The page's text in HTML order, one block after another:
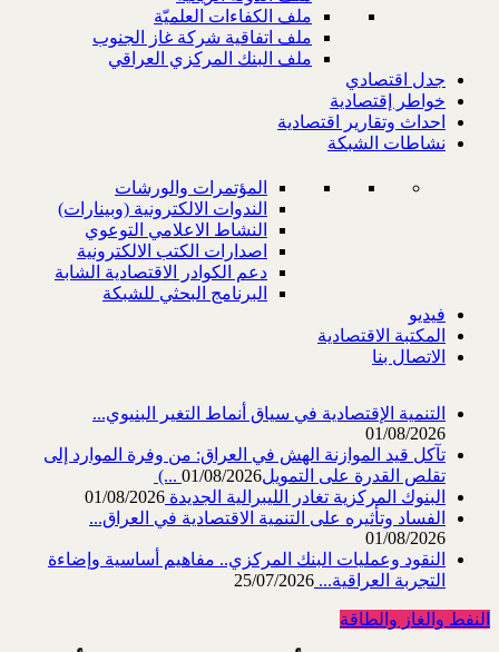
ملف الكفاءات العلميّة
ملف اتفاقية شركة غاز الجنوب
ملف البنك المركزي العراقي
جدل اقتصادي
خواطر إقتصادية
احداث وتقارير اقتصادية
نشاطات الشبكة
المؤتمرات والورشات
الندوات الالكترونية (وبينارات)
النشاط الاعلامي التوعوي
اصدارات الكتب الالكترونية
دعم الكوادر الاقتصادية الشابة
البرنامج البحثي للشبكة
فيديو
المكتبة الاقتصادية
الاتصال بنا
التنمية الإقتصادية في سياق أنماط التغير البنيوي...
01/08/2026
تآكل قيد الموازنة الهش في العراق: من وفرة الموارد إلى
تقلص القدرة على التمويل‎ (...01/08/2026
البنوك المركزية تغادر الليبرالية الجديدة 01/08/2026
الفساد وتأثيره على التنمية الاقتصادية في العراق...
01/08/2026
النقود وعمليات البنك المركزي.. مفاهيم أساسية وإضاءة
التجربة العراقية... 25/07/2026
النفط والغاز والطاقة